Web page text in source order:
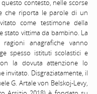
questo contesto, nelle scorse
che riporta le parole di un
come testimone della
stato vittima da bambino. La
anagrafiche vanno
spesso istituti scolastici e
la dovuta attenzione lo
invitato. Disgraziatamente, il
G. Artale von Belskoj-Levy,